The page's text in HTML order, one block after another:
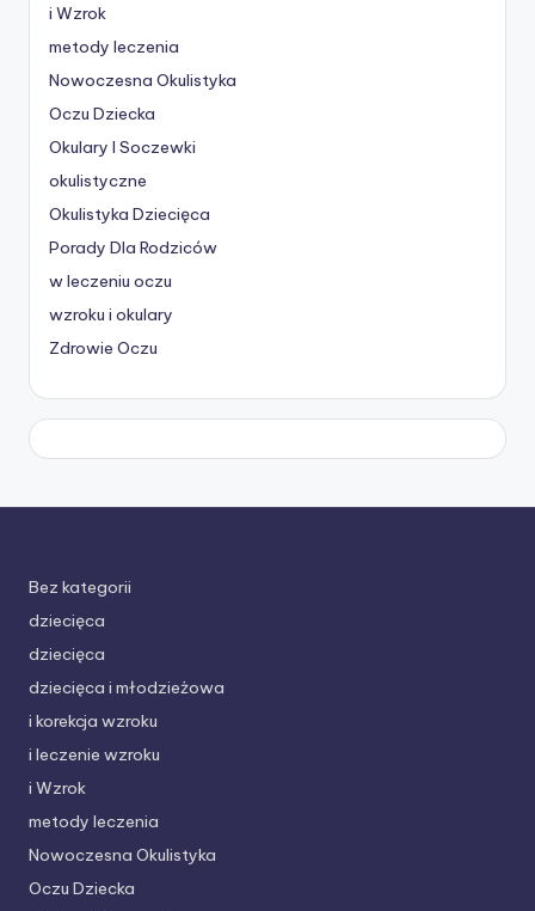
i Wzrok
metody leczenia
Nowoczesna Okulistyka
Oczu Dziecka
Okulary I Soczewki
okulistyczne
Okulistyka Dziecięca
Porady Dla Rodziców
w leczeniu oczu
wzroku i okulary
Zdrowie Oczu
Bez kategorii
dziecięca
dziecięca
dziecięca i młodzieżowa
i korekcja wzroku
i leczenie wzroku
i Wzrok
metody leczenia
Nowoczesna Okulistyka
Oczu Dziecka